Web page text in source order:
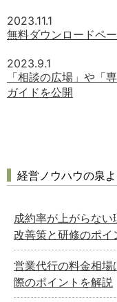
2023.11.1
無料ダウンロードペ
2023.9.1
「相談の広場」や「
ガイドを公開
経営ノウハウの泉
成約率が上がらな
改善策と研修のポイ
営業代行の料金相場
際のポイントを解説